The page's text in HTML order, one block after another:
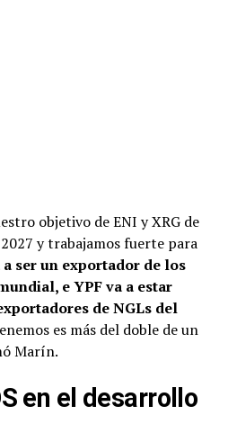
objetivo de ENI y XRG de
y trabajamos fuerte para
ser un exportador de los
e YPF va a estar
de NGLs del
es más del doble de un
Marín.
en el desarrollo